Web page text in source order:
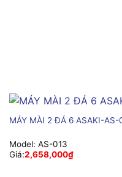
MÁY MÀI 2 ĐÁ 6 ASAKI-AS-
Model: AS-013
Giá:2,658,000₫